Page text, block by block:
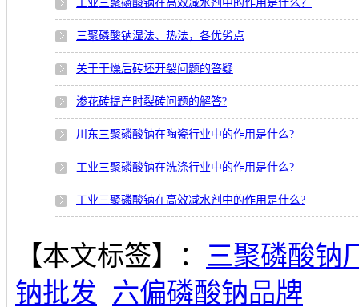
工业三聚磷酸钠在高效减水剂中的作用是什么？
三聚磷酸钠湿法、热法，各优劣点
关于干燥后砖坯开裂问题的答疑
渗花砖提产时裂砖问题的解答?
川东三聚磷酸钠在陶瓷行业中的作用是什么?
工业三聚磷酸钠在洗涤行业中的作用是什么?
工业三聚磷酸钠在高效减水剂中的作用是什么?
【本文标签】： 三聚磷酸钠
钠批发
六偏磷酸钠品牌